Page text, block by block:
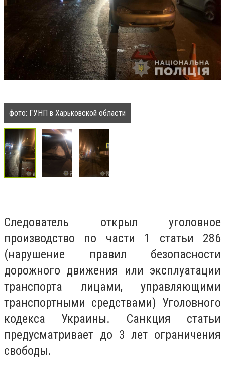
фото: ГУНП в Харьковской области
Следователь открыл уголовное
производство по части 1 статьи 286
(нарушение правил безопасности
дорожного движения или эксплуатации
транспорта лицами, управляющими
транспортными средствами) Уголовного
кодекса Украины. Санкция статьи
предусматривает до 3 лет ограничения
свободы.